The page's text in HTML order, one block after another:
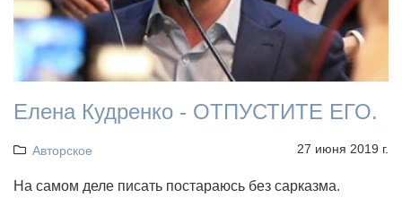
Елена Кудренко - ОТПУСТИТЕ ЕГО.
Авторское 27 июня 2019 г.
На самом деле писать постараюсь без сарказма.